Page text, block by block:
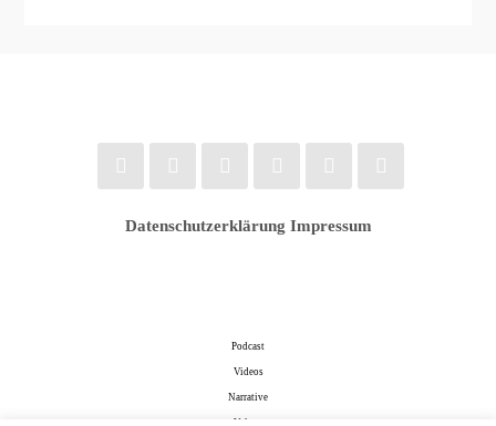
Datenschutzerklärung Impressum
Podcast
Videos
Narrative
Values